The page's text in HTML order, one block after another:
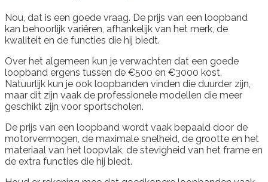
Nou, dat is een goede vraag. De prijs van een loopband
kan behoorlijk variëren, afhankelijk van het merk, de
kwaliteit en de functies die hij biedt.
Over het algemeen kun je verwachten dat een goede
loopband ergens tussen de €500 en €3000 kost.
Natuurlijk kun je ook loopbanden vinden die duurder zijn,
maar dit zijn vaak de professionele modellen die meer
geschikt zijn voor sportscholen.
De prijs van een loopband wordt vaak bepaald door de
motorvermogen, de maximale snelheid, de grootte en het
materiaal van het loopvlak, de stevigheid van het frame en
de extra functies die hij biedt.